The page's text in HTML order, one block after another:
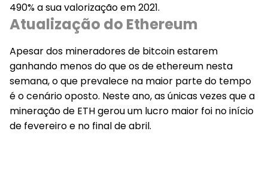
490% a sua valorização em 2021.
Atualização do Ethereum
Apesar dos mineradores de bitcoin estarem
ganhando menos do que os de ethereum nesta
semana, o que prevalece na maior parte do tempo
é o cenário oposto. Neste ano, as únicas vezes que a
mineração de ETH gerou um lucro maior foi no início
de fevereiro e no final de abril.